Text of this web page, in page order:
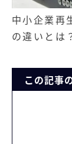
中小企業再
の違いとは
この記事